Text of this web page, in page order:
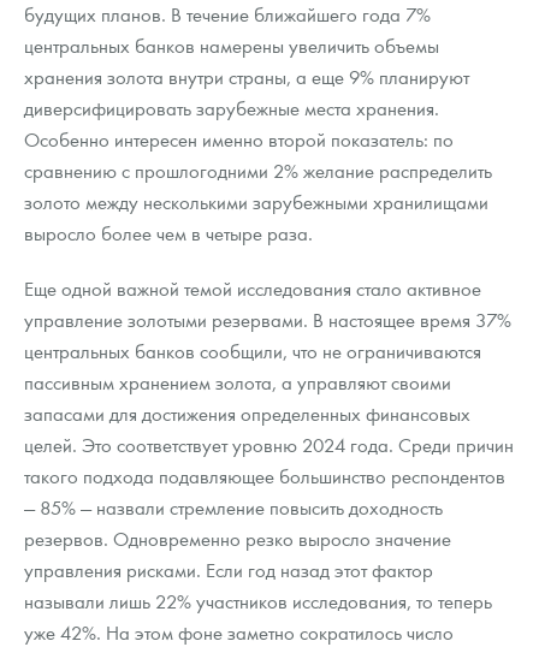
будущих планов. В течение ближайшего года 7%
центральных банков намерены увеличить объемы
хранения золота внутри страны, а еще 9% планируют
диверсифицировать зарубежные места хранения.
Особенно интересен именно второй показатель: по
сравнению с прошлогодними 2% желание распределить
золото между несколькими зарубежными хранилищами
выросло более чем в четыре раза.
Еще одной важной темой исследования стало активное
управление золотыми резервами. В настоящее время 37%
центральных банков сообщили, что не ограничиваются
пассивным хранением золота, а управляют своими
запасами для достижения определенных финансовых
целей. Это соответствует уровню 2024 года. Среди причин
такого подхода подавляющее большинство респондентов
— 85% — назвали стремление повысить доходность
резервов. Одновременно резко выросло значение
управления рисками. Если год назад этот фактор
называли лишь 22% участников исследования, то теперь
уже 42%. На этом фоне заметно сократилось число